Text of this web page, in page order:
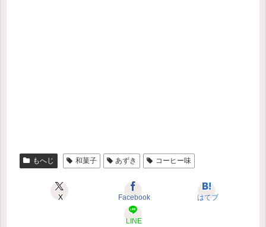
もへじ 和菓子 あずき コーヒー味
X Facebook はてブ
LINE